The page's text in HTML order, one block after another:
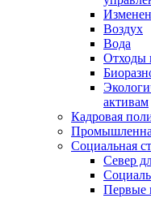
Воздух
Вода
Отходы
активам
Кадровая
Социальная
Север
Первые